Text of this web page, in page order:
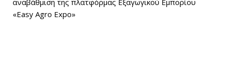
«Easy Agro Expo»